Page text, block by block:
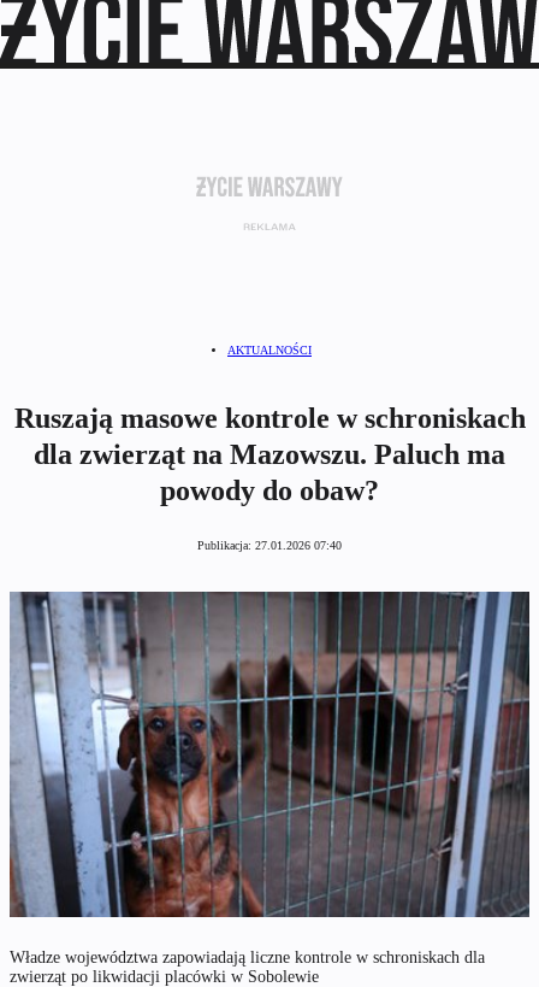
AKTUALNOŚCI
Ruszają masowe kontrole w schroniskach
dla zwierząt na Mazowszu. Paluch ma
powody do obaw?
Publikacja: 27.01.2026 07:40
Władze województwa zapowiadają liczne kontrole w schroniskach dla
zwierząt po likwidacji placówki w Sobolewie